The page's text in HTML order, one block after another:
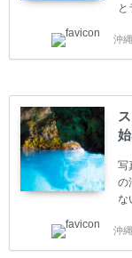
と
す
育
ト
ス
体
沖
写
の
な
や
ス
沖